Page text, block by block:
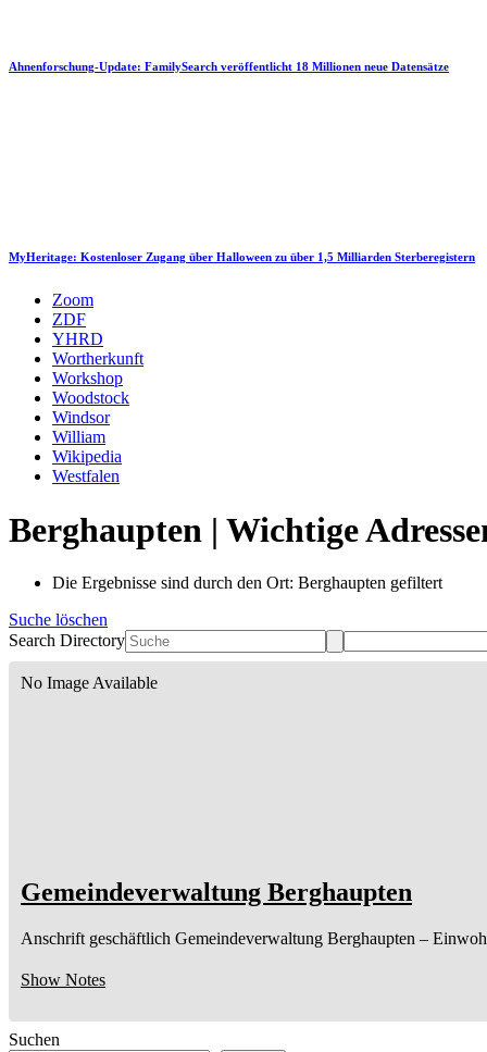
Ahnenforschung-Update: FamilySearch veröffentlicht 18 Millionen neue Datensätze
MyHeritage: Kostenloser Zugang über Halloween zu über 1,5 Milliarden Sterberegistern
Zoom
ZDF
YHRD
Wortherkunft
Workshop
Woodstock
Windsor
William
Wikipedia
Westfalen
Berghaupten | Wichtige
Die Ergebnisse sind durch den Ort: Berghaupten gefiltert
Suche löschen
Search Directory
No Image Available
Gemeindeverwaltung Berghaupten
Anschrift geschäftlich Gemeindeverwaltung Berghaupten –
Show Notes
Suchen